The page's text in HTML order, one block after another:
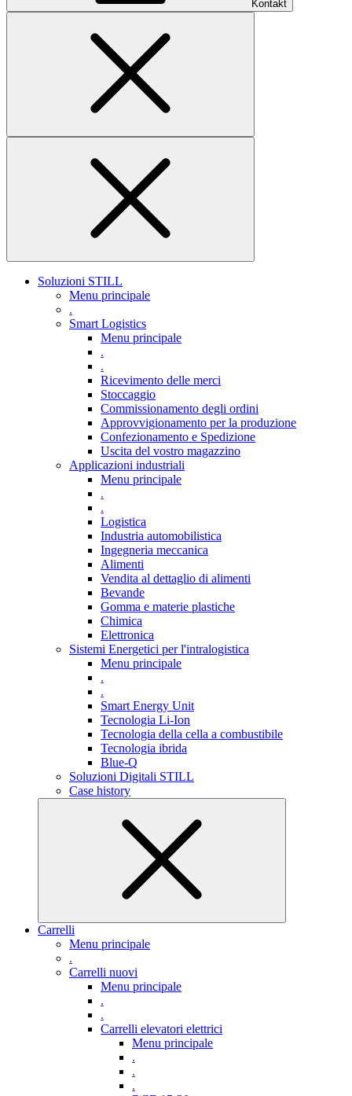
Kontakt
Soluzioni STILL
Menu principale
.
Smart Logistics
Menu principale
.
.
Ricevimento delle merci
Stoccaggio
Commissionamento degli ordini
Approvvigionamento per la produzione
Confezionamento e Spedizione
Uscita del vostro magazzino
Applicazioni industriali
Menu principale
.
.
Logistica
Industria automobilistica
Ingegneria meccanica
Alimenti
Vendita al dettaglio di alimenti
Bevande
Gomma e materie plastiche
Chimica
Elettronica
Sistemi Energetici per l'intralogistica
Menu principale
.
.
Smart Energy Unit
Tecnologia Li-Ion
Tecnologia della cella a combustibile
Tecnologia ibrida
Blue-Q
Soluzioni Digitali STILL
Case history
Carrelli
Menu principale
.
Carrelli nuovi
Menu principale
.
.
Carrelli elevatori elettrici
Menu principale
.
.
.